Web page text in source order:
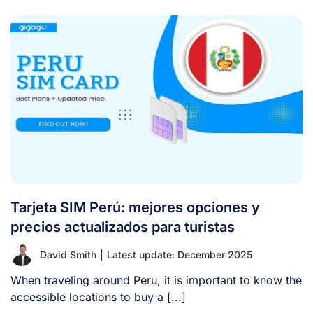
Tarjeta SIM Perú: mejores opciones y
precios actualizados para turistas
David Smith Latest update: December 2025
When traveling around Peru, it is important to know the
accessible locations to buy a [...]